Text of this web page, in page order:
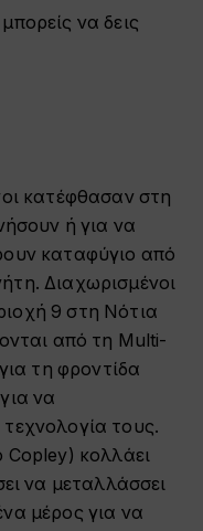
κατέφθασαν στη
ή για να
καταφύγιο από
Διαχωρισμένοι
9 στη Νότια
από τη Multi-
τη φροντίδα
να
τους.
κολλάει
να μεταλλάσσει
μέρος για να